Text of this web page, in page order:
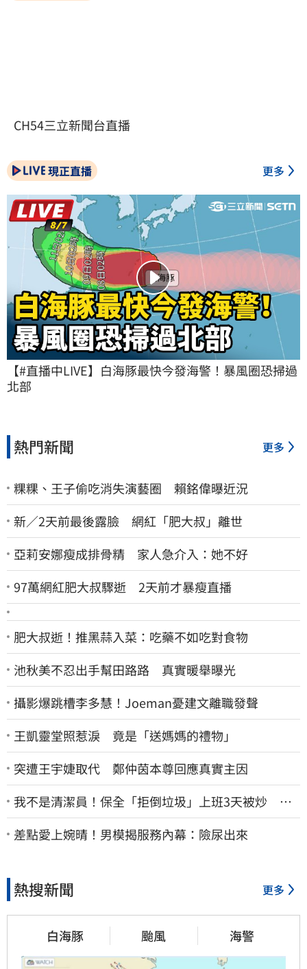
CH54三立新聞台直播
現正直播 更多
【#直播中LIVE】白海豚最快今發海警！暴風圈恐掃過
北部
熱門新聞 更多
粿粿、王子偷吃消失演藝圈 賴銘偉曝近況
新／2天前最後露臉 網紅「肥大叔」離世
亞莉安娜瘦成排骨精 家人急介入：她不好
97萬網紅肥大叔驟逝 2天前才暴瘦直播
肥大叔逝！推黑蒜入菜：吃藥不如吃對食物
池秋美不忍出手幫田路路 真實暖舉曝光
攝影爆跳槽李多慧！Joeman憂建文離職發聲
王凱靈堂照惹淚 竟是「送媽媽的禮物」
突遭王宇婕取代 鄭仲茵本尊回應真實主因
我不是清潔員！保全「拒倒垃圾」上班3天被炒 找
法院討公道結果出爐
差點愛上婉晴！男模揭服務內幕：險尿出來
熱搜新聞 更多
白海豚 颱風 海警